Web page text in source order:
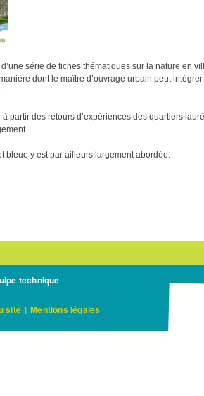
série de fiches thématiques sur la nature en
dont le maître d’ouvrage urbain peut
partir des retours d’expériences des quartiers
bleue y est par ailleurs largement abordée.
technique
site | Mentions légales